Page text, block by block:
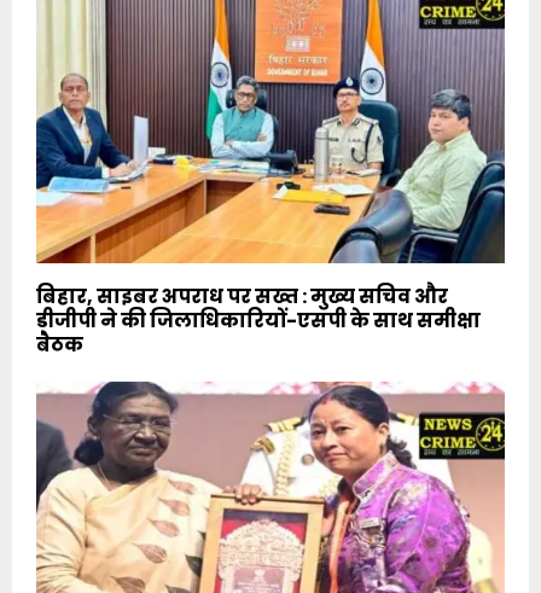
बिहार, साइबर अपराध पर सख्त : मुख्य सचिव और
डीजीपी ने की जिलाधिकारियों-एसपी के साथ समीक्षा
बैठक